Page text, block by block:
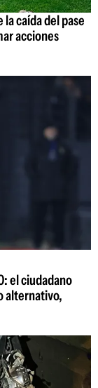
la caída del pase
acciones
el ciudadano
alternativo,